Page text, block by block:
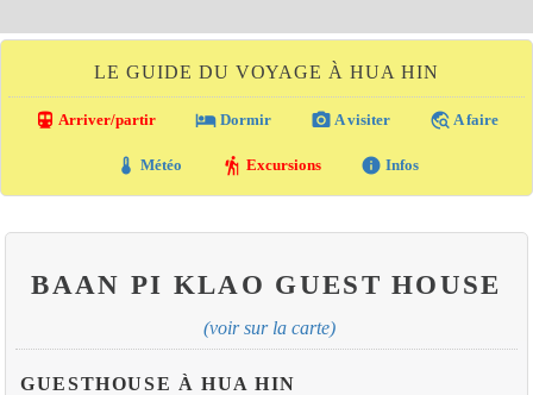
LE GUIDE DU VOYAGE À HUA HIN
directions_transit Arriver/partir local_hotel Dormir photo_camera A visiter travel_explore A faire
thermostat Météo hiking Excursions info Infos
BAAN PI KLAO GUEST HOUSE
(voir sur la carte)
GUESTHOUSE À HUA HIN